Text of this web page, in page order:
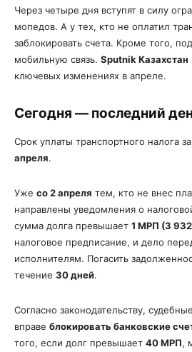
Через четыре дня вступят в силу
мопедов. А у тех, кто не оплатил
заблокировать счета. Кроме того,
мобильную связь. Sputnik Казахстан
ключевых изменениях в апреле.
Сегодня — последний
Срок уплаты транспортного налога
апреля.
Уже со 2 апреля тем, кто не внес
направлены уведомления о
сумма долга превышает 1 МРП (3 932
налоговое предписание, и дело
исполнителям. Погасить
течение 30 дней.
Согласно законодательству,
вправе блокировать банковские
того, если долг превышает 40 МРП,